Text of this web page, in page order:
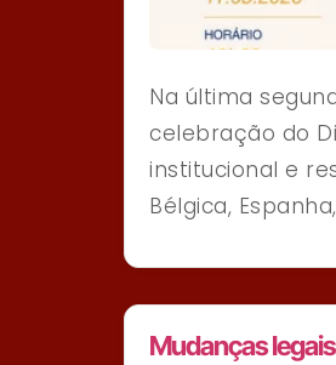
Na última
celebração do
institucional e
Bélgica,
Mudanças